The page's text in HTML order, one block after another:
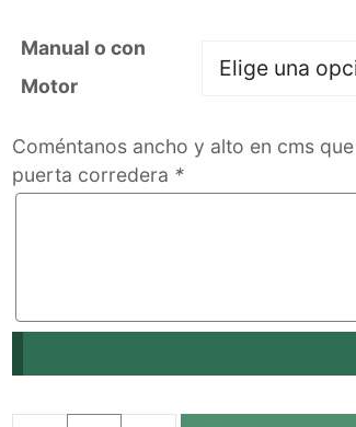
Manual o con
Motor
Coméntanos ancho y alto en cms
puerta corredera *